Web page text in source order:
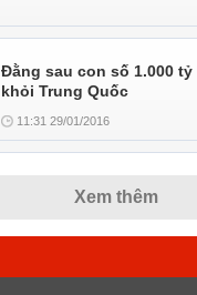
Đằng sau con số 1.000 tỷ
khỏi Trung Quốc
11:31 29/01/2016
Xem thêm